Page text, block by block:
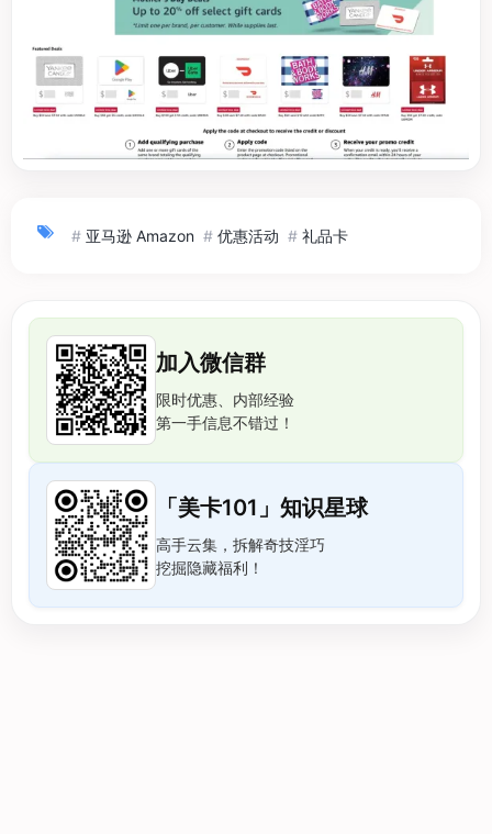
# 亚马逊 Amazon # 优惠活动 # 礼品卡
加入微信群
限时优惠、内部经验
第一手信息不错过！
「美卡101」知识星球
高手云集，拆解奇技淫巧
挖掘隐藏福利！